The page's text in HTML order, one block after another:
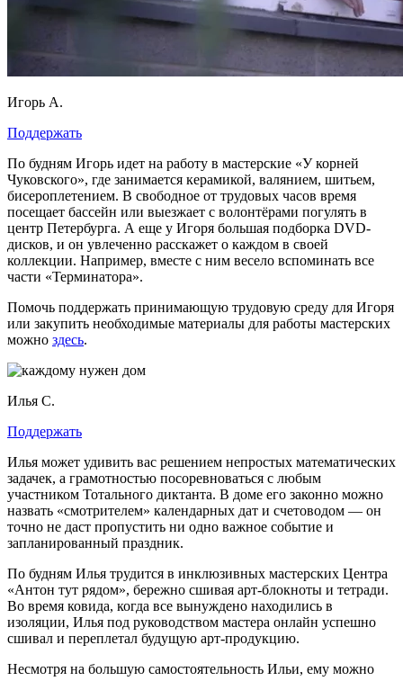
Игорь А.
Поддержать
По будням Игорь идет на работу в мастерские «У корней
Чуковского», где занимается керамикой, валянием, шитьем,
бисероплетением. В свободное от трудовых часов время
посещает бассейн или выезжает с волонтёрами погулять в
центр Петербурга. А еще у Игоря большая подборка DVD-
дисков, и он увлеченно расскажет о каждом в своей
коллекции. Например, вместе с ним весело вспоминать все
части «Терминатора».
Помочь поддержать принимающую трудовую среду для Игоря
или закупить необходимые материалы для работы мастерских
можно здесь.
Илья С.
Поддержать
Илья может удивить вас решением непростых математических
задачек, а грамотностью посоревноваться с любым
участником Тотального диктанта. В доме его законно можно
назвать «смотрителем» календарных дат и счетоводом — он
точно не даст пропустить ни одно важное событие и
запланированный праздник.
По будням Илья трудится в инклюзивных мастерских Центра
«Антон тут рядом», бережно сшивая арт-блокноты и тетради.
Во время ковида, когда все вынуждено находились в
изоляции, Илья под руководством мастера онлайн успешно
сшивал и переплетал будущую арт-продукцию.
Несмотря на большую самостоятельность Ильи, ему можно